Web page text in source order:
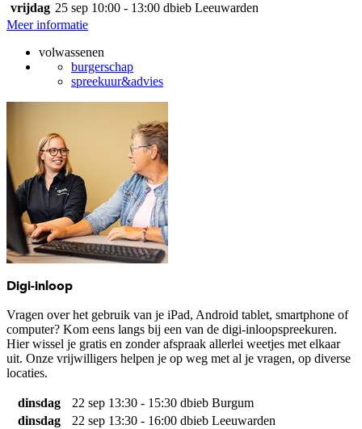
vrijdag 25 sep 10:00 - 13:00 dbieb Leeuwarden
Meer informatie
volwassenen
burgerschap
spreekuur&advies
Digi-inloop
Vragen over het gebruik van je iPad, Android tablet, smartphone of
computer? Kom eens langs bij een van de digi-inloopspreekuren.
Hier wissel je gratis en zonder afspraak allerlei weetjes met elkaar
uit. Onze vrijwilligers helpen je op weg met al je vragen, op diverse
locaties.
dinsdag 22 sep 13:30 - 15:30 dbieb Burgum
dinsdag
22 sep 13:30 - 16:00 dbieb Leeuwarden